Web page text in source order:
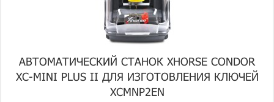
АВТОМАТИЧЕСКИЙ СТАНОК XHORSE CONDOR
XC-MINI PLUS II ДЛЯ ИЗГОТОВЛЕНИЯ КЛЮЧЕЙ
XCMNP2EN